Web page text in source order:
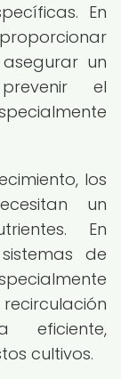
En
un
el
los
un
En
de
eficiente,
cultivos.